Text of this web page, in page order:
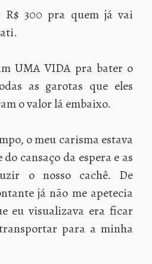
300 pra quem já vai
UMA VIDA pra bater o
as garotas que eles
o valor lá embaixo.
o meu carisma estava
cansaço da espera e as
o nosso cachê. De
já não me apetecia
eu visualizava era ficar
para a minha